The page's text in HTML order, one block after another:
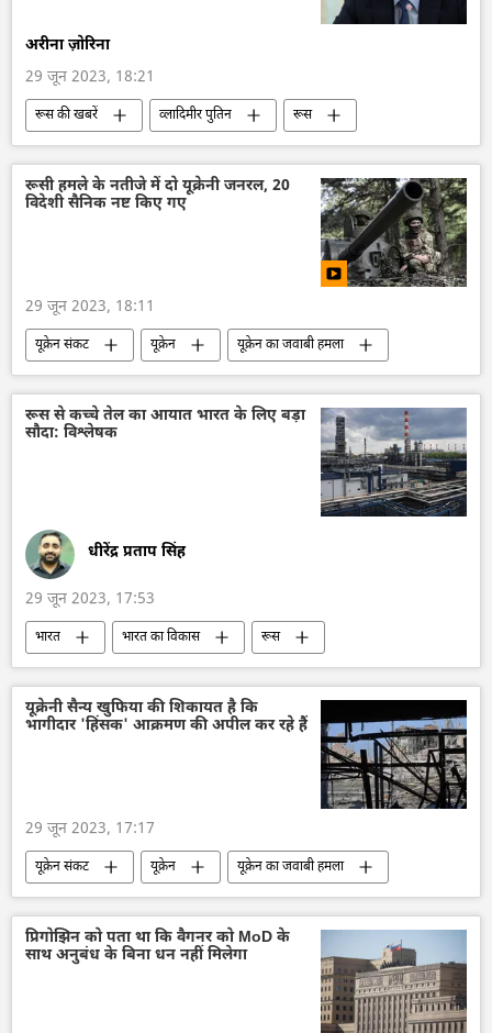
अरीना ज़ोरिना
29 जून 2023, 18:21
रूस की खबरें व्लादिमीर पुतिन
रूस
प्रतिबंध
अर्थव्यवस्था
उत्पादन
आर्थिक मंच
रूसी हमले के नतीजे में दो यूक्रेनी जनरल, 20
विदेशी सैनिक नष्ट किए गए
29 जून 2023, 18:11
यूक्रेन संकट यूक्रेन
यूक्रेन का जवाबी हमला
यूक्रेन सशस्त्र बल
रूस
रूसी सेना
राष्ट्रीय सुरक्षा
विशेष सैन्य अभियान
रक्षा मंत्रालय (MoD)
रूस से कच्चे तेल का आयात भारत के लिए बड़ा
सौदा: विश्लेषक
धीरेंद्र प्रताप सिंह
29 जून 2023, 17:53
भारत भारत का विकास
रूस
रूस का विकास
तेल
तेल उत्पादन
तेल का आयात
रूसी तेल पर मूल्य सीमा
मास्को
दिल्ली Sputnik मान्यता
यूक्रेनी सैन्य खुफिया की शिकायत है कि
भागीदार 'हिंसक' आक्रमण की अपील कर रहे हैं
29 जून 2023, 17:17
यूक्रेन संकट यूक्रेन
यूक्रेन का जवाबी हमला
यूक्रेन सशस्त्र बल
रूस
रूसी सेना
राष्ट्रीय सुरक्षा
विशेष सैन्य अभियान
सैन्य सहायता
सैनिक सहायता
प्रिगोझिन को पता था कि वैगनर को MoD के
साथ अनुबंध के बिना धन नहीं मिलेगा